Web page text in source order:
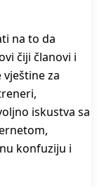
na to da
čiji članovi i
za
iskustva sa
konfuziju i